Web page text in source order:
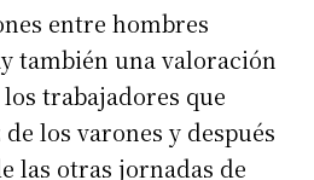
entre hombres
también una valoración
trabajadores que
los varones y después
las otras jornadas de